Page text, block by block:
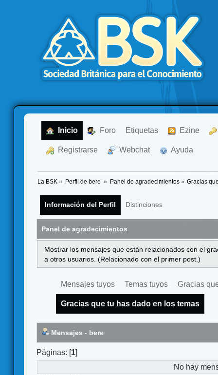
Inicio Foro Etiquetas Ezine
Registrarse Webchat Ayuda
La BSK » Perfil de bere » Panel de agradecimientos» Gracias
Información del Perfil Distinciones
Panel de agradecimientos
Mostrar los mensajes que están relacionados con el
a otros usuarios. (Relacionado con el primer post.)
Mensajes tuyos Temas tuyos Gracias
Gracias que tu has dado en los temas
Mensajes - bere
Páginas: [1]
No hay